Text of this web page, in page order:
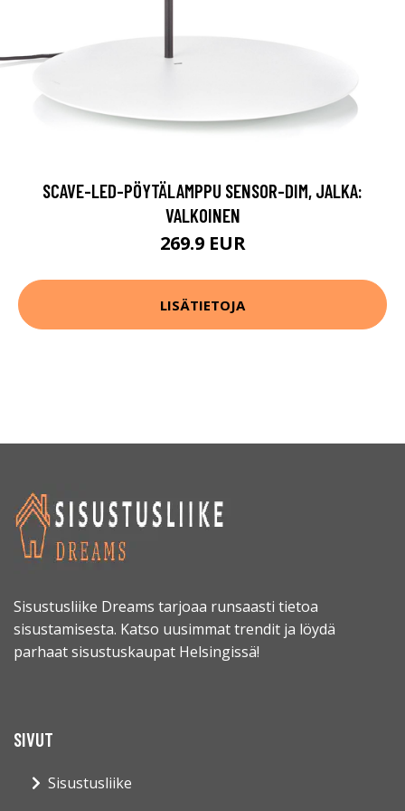
SCAVE-LED-PÖYTÄLAMPPU SENSOR-DIM, JALKA:
VALKOINEN
269.9 EUR
LISÄTIETOJA
Sisustusliike Dreams tarjoaa runsaasti tietoa
sisustamisesta. Katso uusimmat trendit ja löydä
parhaat sisustuskaupat Helsingissä!
SIVUT
Sisustusliike